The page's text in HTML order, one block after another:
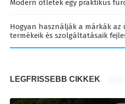
Modern ötletek egy praktikus
Hogyan használják a márkák az
termékeik és szolgáltatásaik
LEGFRISSEBB CIKKEK